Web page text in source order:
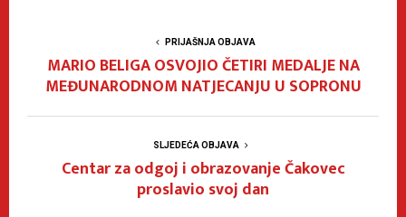
PRIJAŠNJA OBJAVA
MARIO BELIGA OSVOJIO ČETIRI MEDALJE NA
MEĐUNARODNOM NATJECANJU U SOPRONU
SLJEDEĆA OBJAVA
Centar za odgoj i obrazovanje Čakovec
proslavio svoj dan